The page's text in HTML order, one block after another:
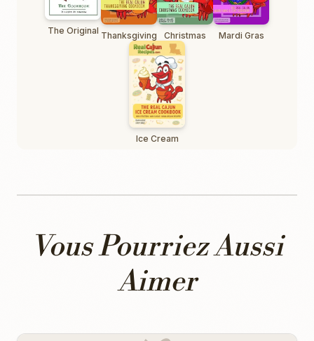
The Original Thanksgiving Christmas Mardi Gras
Ice Cream
Vous Pourriez Aussi
Aimer